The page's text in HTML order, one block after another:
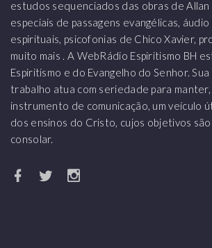
estudos sequenciados das obras de
especiais de passagens evangélicas,
espirituais, psicofonias de Chico Xavier,
muito mais . A WebRádio Espiritismo BH
Espiritismo e do Evangelho do Senhor.
trabalho atua com seriedade para
instrumento de comunicação, um veículo
dos ensinos do Cristo, cujos objetivos
consolar.